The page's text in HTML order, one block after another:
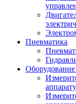
Пневматика